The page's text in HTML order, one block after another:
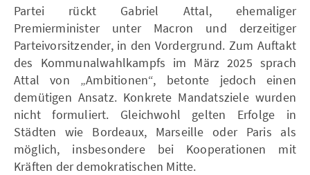
Partei rückt Gabriel Attal, ehemaliger
Premierminister unter Macron und derzeitiger
Parteivorsitzender, in den Vordergrund. Zum Auftakt
des Kommunalwahlkampfs im März 2025 sprach
Attal von „Ambitionen“, betonte jedoch einen
demütigen Ansatz. Konkrete Mandatsziele wurden
nicht formuliert. Gleichwohl gelten Erfolge in
Städten wie Bordeaux, Marseille oder Paris als
möglich, insbesondere bei Kooperationen mit
Kräften der demokratischen Mitte.